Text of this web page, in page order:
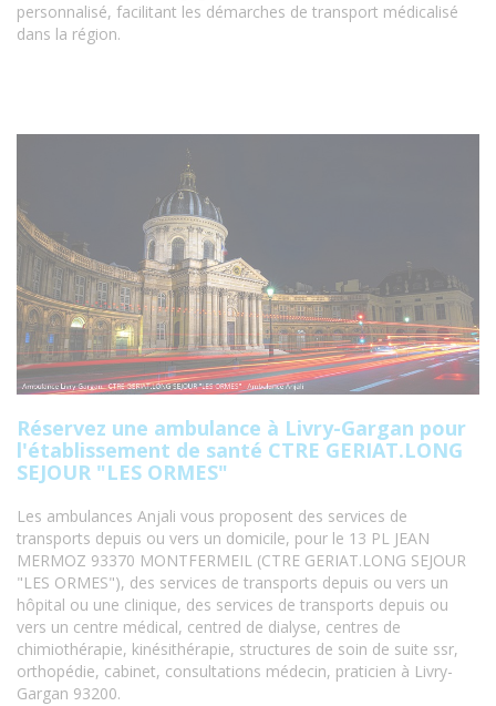
personnalisé, facilitant les démarches de transport médicalisé
dans la région.
Réservez une ambulance à Livry-Gargan pour
l'établissement de santé CTRE GERIAT.LONG
SEJOUR "LES ORMES"
Les ambulances Anjali vous proposent des services de
transports depuis ou vers un domicile, pour le 13 PL JEAN
MERMOZ 93370 MONTFERMEIL (CTRE GERIAT.LONG SEJOUR
"LES ORMES"), des services de transports depuis ou vers un
hôpital ou une clinique, des services de transports depuis ou
vers un centre médical, centred de dialyse, centres de
chimiothérapie, kinésithérapie, structures de soin de suite ssr,
orthopédie, cabinet, consultations médecin, praticien à Livry-
Gargan 93200.